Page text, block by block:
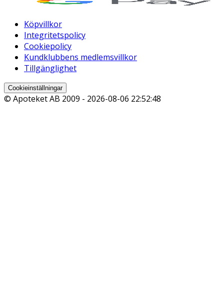
Köpvillkor
Integritetspolicy
Cookiepolicy
Kundklubbens medlemsvillkor
Tillgänglighet
Cookieinställningar
© Apoteket AB 2009 - 2026-08-06 22:52:48